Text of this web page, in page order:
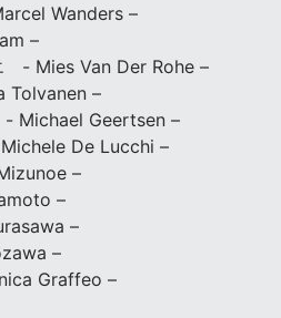
Wanders –
–
- Mies Van Der Rohe –
Tolvanen –
Michael Geertsen –
De Lucchi –
–
–
–
–
Graffeo –